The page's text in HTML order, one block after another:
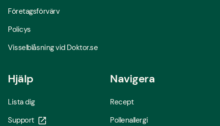
Företagsförvärv
Policys
Visselblåsning vid Doktor.se
Hjälp
Lista dig
Support
Navigera
Recept
Pollenallergi